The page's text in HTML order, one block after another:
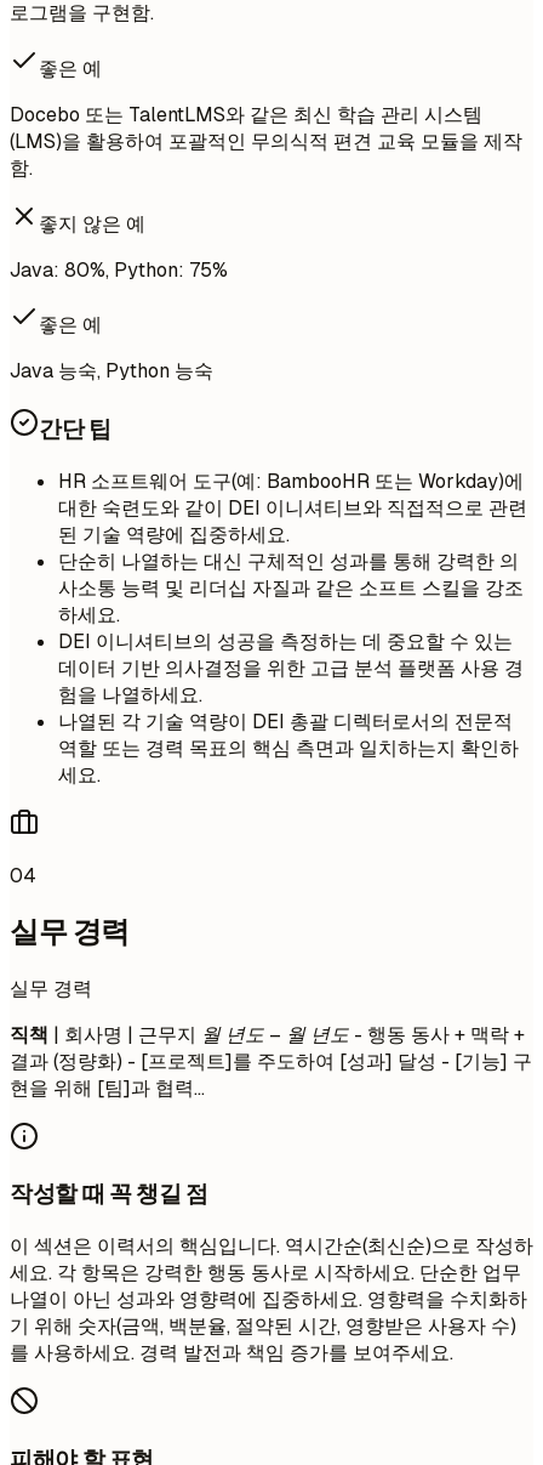
로그램을 구현함.
좋은 예
Docebo 또는 TalentLMS와 같은 최신 학습 관리 시스템
(LMS)을 활용하여 포괄적인 무의식적 편견 교육 모듈을 제작
함.
좋지 않은 예
Java: 80%, Python: 75%
좋은 예
Java 능숙, Python 능숙
간단 팁
HR 소프트웨어 도구(예: BambooHR 또는 Workday)에
대한 숙련도와 같이 DEI 이니셔티브와 직접적으로 관련
된 기술 역량에 집중하세요.
단순히 나열하는 대신 구체적인 성과를 통해 강력한 의
사소통 능력 및 리더십 자질과 같은 소프트 스킬을 강조
하세요.
DEI 이니셔티브의 성공을 측정하는 데 중요할 수 있는
데이터 기반 의사결정을 위한 고급 분석 플랫폼 사용 경
험을 나열하세요.
나열된 각 기술 역량이 DEI 총괄 디렉터로서의 전문적
역할 또는 경력 목표의 핵심 측면과 일치하는지 확인하
세요.
04
실무 경력
실무 경력
직책 | 회사명 | 근무지 월 년도 – 월 년도 - 행동 동사 + 맥락 +
결과 (정량화) - [프로젝트]를 주도하여 [성과] 달성 - [기능] 구
현을 위해 [팀]과 협력...
작성할 때 꼭 챙길 점
이 섹션은 이력서의 핵심입니다. 역시간순(최신순)으로 작성하
세요. 각 항목은 강력한 행동 동사로 시작하세요. 단순한 업무
나열이 아닌 성과와 영향력에 집중하세요. 영향력을 수치화하
기 위해 숫자(금액, 백분율, 절약된 시간, 영향받은 사용자 수)
를 사용하세요. 경력 발전과 책임 증가를 보여주세요.